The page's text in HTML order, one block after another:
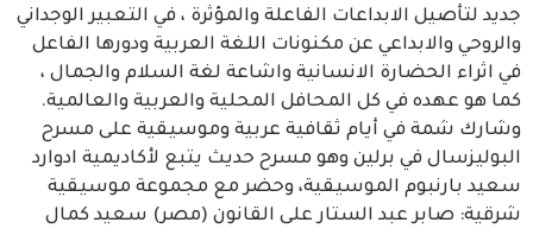
جديد لتأصيل الابداعات الفاعلة والمؤثرة ، في التعبير الوجداني
والروحي والابداعي عن مكنونات اللغة العربية ودورها الفاعل
في اثراء الحضارة الانسانية واشاعة لغة السلام والجمال ،
كما هو عهده في كل المحافل المحلية والعربية والعالمية.
وشارك شمة في أيام ثقافية عربية وموسيقية على مسرح
البوليزسال في برلين وهو مسرح حديث يتبع لأكاديمية ادوارد
سعيد بارنبوم الموسيقية، وحضر مع مجموعة موسيقية
شرقية: صابر عبد الستار على القانون (مصر) سعيد كمال